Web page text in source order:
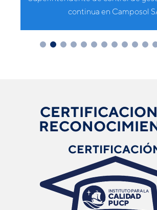
continua en Camposol